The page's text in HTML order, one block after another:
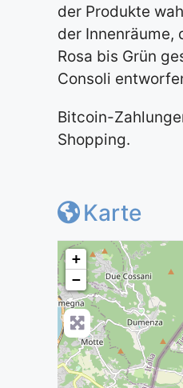
der Produkte
der Innenräume,
Rosa bis Grün
Consoli
Bitcoin-
Shopping.
Karte
+
−